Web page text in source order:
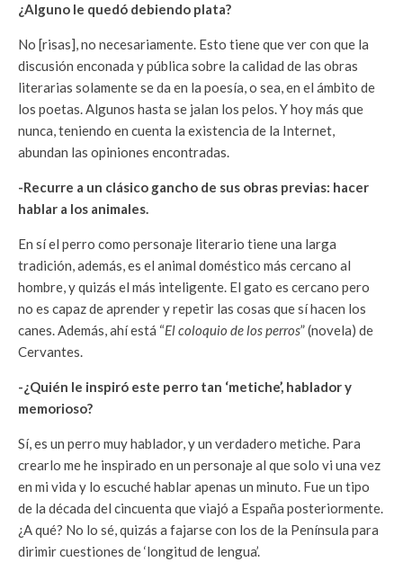
¿Alguno le quedó debiendo plata?
No [risas], no necesariamente. Esto tiene que ver con que la
discusión enconada y pública sobre la calidad de las obras
literarias solamente se da en la poesía, o sea, en el ámbito de
los poetas. Algunos hasta se jalan los pelos. Y hoy más que
nunca, teniendo en cuenta la existencia de la Internet,
abundan las opiniones encontradas.
-Recurre a un clásico gancho de sus obras previas: hacer
hablar a los animales.
En sí el perro como personaje literario tiene una larga
tradición, además, es el animal doméstico más cercano al
hombre, y quizás el más inteligente. El gato es cercano pero
no es capaz de aprender y repetir las cosas que sí hacen los
canes. Además, ahí está “El coloquio de los perros” (novela) de
Cervantes.
-¿Quién le inspiró este perro tan ‘metiche’, hablador y
memorioso?
Sí, es un perro muy hablador, y un verdadero metiche. Para
crearlo me he inspirado en un personaje al que solo vi una vez
en mi vida y lo escuché hablar apenas un minuto. Fue un tipo
de la década del cincuenta que viajó a España posteriormente.
¿A qué? No lo sé, quizás a fajarse con los de la Península para
dirimir cuestiones de ‘longitud de lengua’.